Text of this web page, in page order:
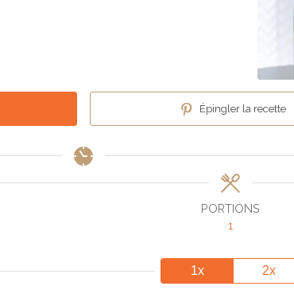
Épingler la recette
PORTIONS
1
1x 2x